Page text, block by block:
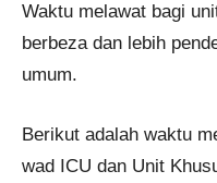
Waktu melawat bagi
berbeza dan lebih
umum.
Berikut adalah waktu
wad ICU dan Unit